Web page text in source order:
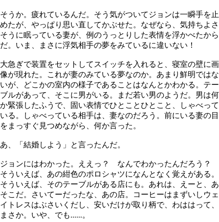
そうか。疲れているんだ。そう気がついてジョンは一瞬手を止
めたが、やっぱり思い直してかぶせた。なぜなら、気持ちよさ
そうに眠っている妻が、例のうっとりした表情を浮かべたから
だ。いま、まさに浮気相手の夢をみているに違いない！
大急ぎで装置をセットしてスイッチを入れると、寝室の壁に画
像が現れた。これが妻のみている夢なのか。あまり鮮明ではな
いが、どこかの室内の様子であることはなんとかわかる。テー
ブルがあって、そこに男がいる。まだ若い男のようだ。男は何
か緊張したふうで、固い表情でひとことひとこと、しゃべって
いる。しゃべっている相手は、妻なのだろう。前にいる妻の目
をまっすぐ見つめながら、何か言った。
あ、「結婚しよう」と言ったんだ。
ジョンにはわかった。ええっ？ なんでわかったんだろう？
そういえば、あの紺色のポロシャツになんとなく覚えがある。
そういえば、そのテーブルがある店にも。あれは、えーと、あ
そこだ。さいてーだったな、あの店。コーヒーはまずいしウェ
イトレスはぶさいくだし、安いだけが取り柄で、わははって、
まさか。いや、でも......。